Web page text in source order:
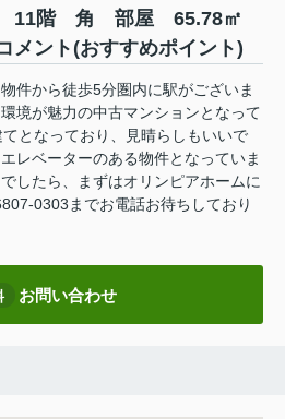
11階 角 部屋 65.78㎡
メント(おすすめポイント)
件から徒歩5分圏内に駅がございま
境が魅力の中古マンションとなって
となっており、見晴らしもいいで
レベーターのある物件となっていま
したら、まずはオリンピアホームに
0303までお電話お待ちしており
お問い合わせ